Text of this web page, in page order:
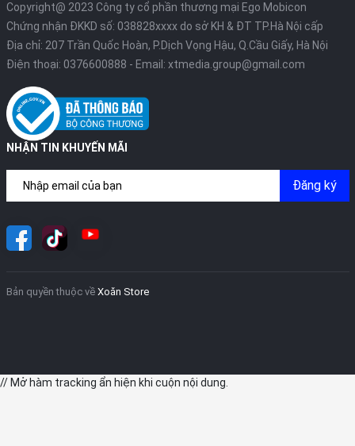
Copyright@ 2023 Công ty cổ phần thương mại Ego Mobicon
Chứng nhận ĐKKD số: 038828xxxx do sở KH & ĐT TP.Hà Nội cấp
Địa chỉ: 207 Trần Quốc Hoàn, P.Dịch Vọng Hậu, Q.Cầu Giấy, Hà Nội
Điện thoại: 0376600888 - Email: xtmedia.group@gmail.com
NHẬN TIN KHUYẾN MÃI
Đăng ký
Bản quyền thuộc về Xoăn Store
// Mở hàm tracking ẩn hiện khi cuộn nội dung.